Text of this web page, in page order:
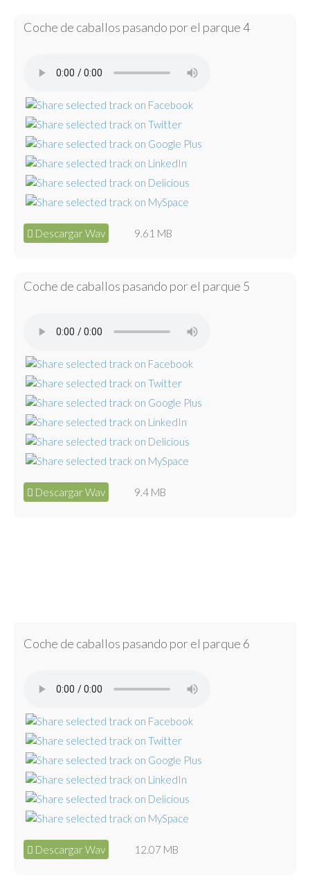
Coche de caballos pasando por el parque 4
Descargar Wav 9.61 MB
Coche de caballos pasando por el parque 5
Descargar Wav 9.4 MB
Coche de caballos pasando por el parque 6
Descargar Wav 12.07 MB